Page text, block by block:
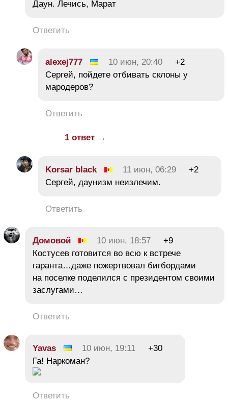
Даун. Лечись, Марат
Ответить
alexej777 10 июн, 20:40
+2
Сергей, пойдете отбивать склоны у
мародеров?
Ответить
1 ответ →
Korsar black 11 июн, 06:29
+2
Сергей, даунизм неизлечим.
Ответить
Домовой 10 июн, 18:57
+9
Костусев готовится во всю к встрече
гаранта…даже пожертвовал бигбордами
на поселке поделился с президентом своими
заслугами…
Ответить
Yavas 10 июн, 19:11
+30
Га! Наркоман?
Ответить